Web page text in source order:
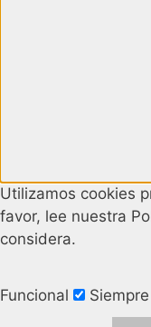
Utilizamos cookies
favor, lee nuestra
considera.
Funcional